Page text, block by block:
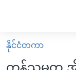
လွယ်ကူ
စေ
မူလစာမျက်နှာ
နိုင်ငံတကာ
ကန်သမ္မတ